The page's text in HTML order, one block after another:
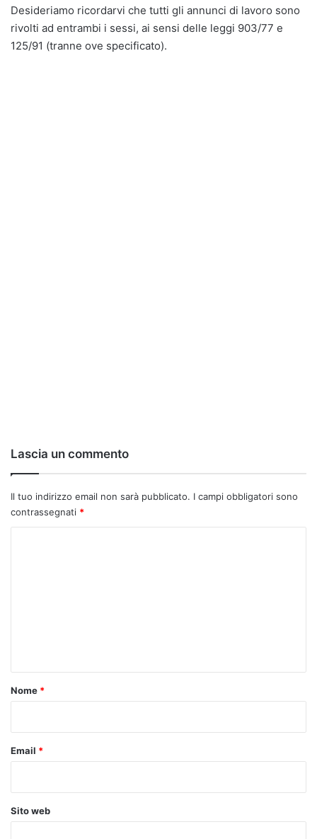
Desideriamo ricordarvi che tutti gli annunci di lavoro sono
rivolti ad entrambi i sessi, ai sensi delle leggi 903/77 e
125/91 (tranne ove specificato).
Lascia un commento
Il tuo indirizzo email non sarà pubblicato. I campi obbligatori sono
contrassegnati *
o
Nome *
Email *
Sito web